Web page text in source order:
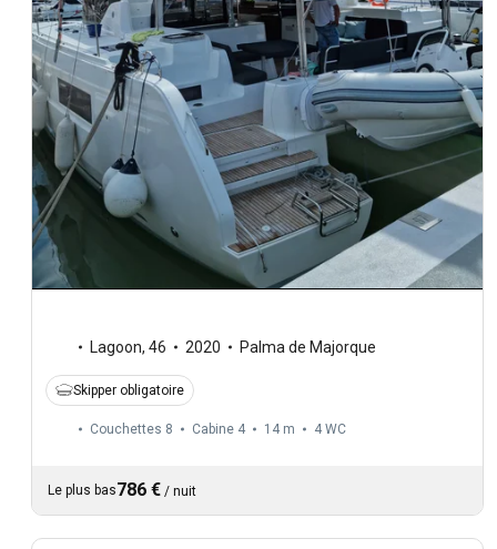
Lagoon, 46 2020 Palma de Majorque
Skipper obligatoire
Couchettes 8 Cabine 4 14 m 4 WC
Le plus bas786 € / nuit